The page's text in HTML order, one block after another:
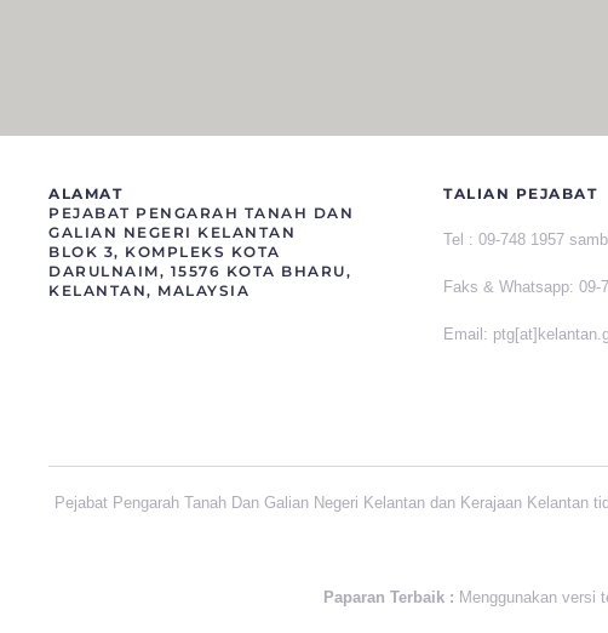
ALAMAT
PEJABAT PENGARAH TANAH DAN
GALIAN NEGERI KELANTAN
BLOK 3, KOMPLEKS KOTA
DARULNAIM, 15576 KOTA BHARU,
KELANTAN, MALAYSIA
TALIAN PEJABAT
Tel : 09-748 1957
Faks & Whatsapp: 09-
Email:
Pejabat Pengarah Tanah Dan Galian Negeri Kelantan dan Kerajaan
Paparan Terbaik : Menggunakan versi